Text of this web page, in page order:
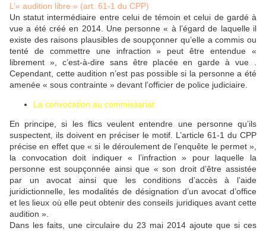
L’« audition libre » (art. 61-1 du CPP)
Un statut intermédiaire entre celui de témoin et celui de gardé à
vue a été créé en 2014. Une personne « à l’égard de laquelle il
existe des raisons plausibles de soupçonner qu’elle a commis ou
tenté de commettre une infraction » peut être entendue «
librement », c’est-à-dire sans être placée en garde à vue .
Cependant, cette audition n’est pas possible si la personne a été
amenée « sous contrainte » devant l’officier de police judiciaire.
La convocation au commissariat
En principe, si les flics veulent entendre une personne qu’ils
suspectent, ils doivent en préciser le motif. L’article 61-1 du CPP
précise en effet que « si le déroulement de l’enquête le permet »,
la convocation doit indiquer « l’infraction » pour laquelle la
personne est soupçonnée ainsi que « son droit d’être assistée
par un avocat ainsi que les conditions d’accès à l’aide
juridictionnelle, les modalités de désignation d’un avocat d’office
et les lieux où elle peut obtenir des conseils juridiques avant cette
audition ».
Dans les faits, une circulaire du 23 mai 2014 ajoute que si ces